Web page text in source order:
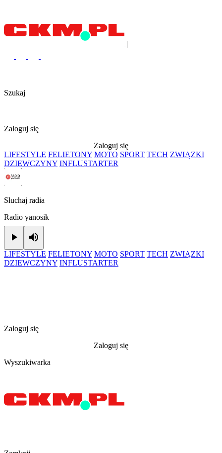
|
Szukaj
Zaloguj się
Zaloguj się
LIFESTYLE FELIETONY MOTO SPORT TECH ZWIĄZKI
DZIEWCZYNY INFLUSTARTER
Słuchaj radia
Radio yanosik
Play
LIFESTYLE FELIETONY MOTO SPORT TECH ZWIĄZKI
DZIEWCZYNY INFLUSTARTER
Zaloguj się
Zaloguj się
Wyszukiwarka